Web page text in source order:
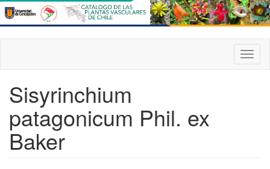
Pasar
al
contenido
principal
Sisyrinchium
patagonicum Phil. ex
Baker